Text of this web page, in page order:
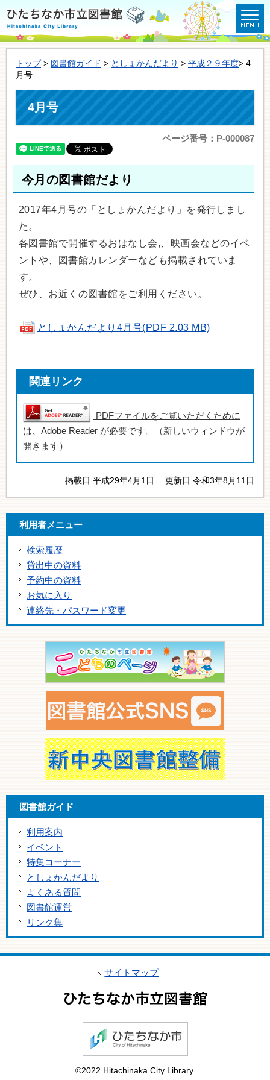
トップ> 図書館ガイド > としょかんだより > 平成２９年度> 4
月号
4月号
ページ番号：P-000087
今月の図書館だより
2017年4月号の「としょかんだより」を発行しまし
た。
各図書館で開催するおはなし会,、映画会などのイベ
ントや、図書館カレンダーなども掲載されていま
す。
ぜひ、お近くの図書館をご利用ください。
としょかんだより4月号(PDF 2.03 MB)
関連リンク
PDFファイルをご覧いただくために
は、Adobe Reader が必要です。（新しいウィンドウが
開きます）
掲載日 平成29年4月1日 更新日 令和3年8月11日
利用者メニュー
検索履歴
貸出中の資料
予約中の資料
お気に入り
連絡先・パスワード変更
図書館ガイド
利用案内
イベント
特集コーナー
としょかんだより
よくある質問
図書館運営
リンク集
サイトマップ
©2022 Hitachinaka City Library.